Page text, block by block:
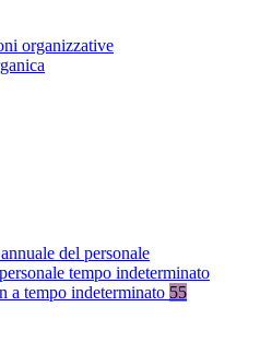
organizzative
del personale
tempo indeterminato
a tempo indeterminato 55